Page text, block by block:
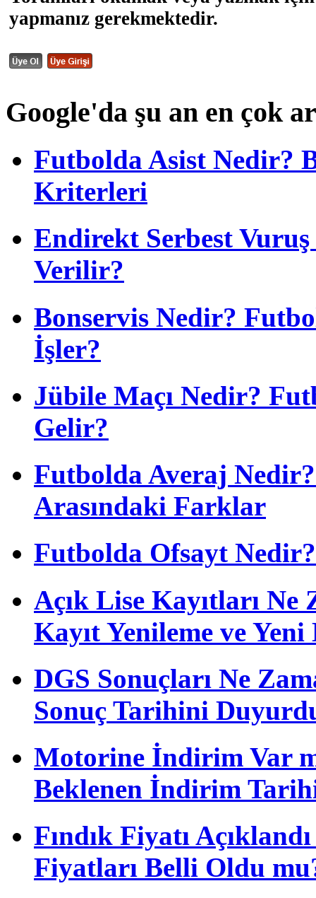
yapmanız gerekmektedir.
Google'da şu an en çok
Futbolda Asist Nedir?
Kriterleri
Endirekt Serbest
Verilir?
Bonservis Nedir?
İşler?
Jübile Maçı Nedir?
Gelir?
Futbolda Averaj
Arasındaki Farklar
Futbolda Ofsayt
Açık Lise Kayıtları
Kayıt Yenileme ve
DGS Sonuçları Ne
Sonuç Tarihini
Motorine İndirim Var
Beklenen İndirim
Fındık Fiyatı
Fiyatları Belli Oldu